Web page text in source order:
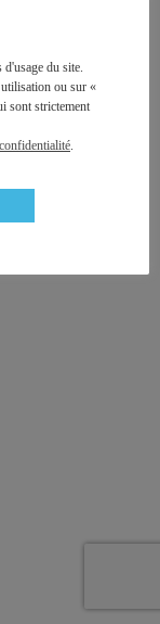
du site.
ou sur «
sont strictement